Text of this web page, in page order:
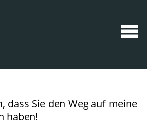
dass Sie den Weg auf meine
haben!